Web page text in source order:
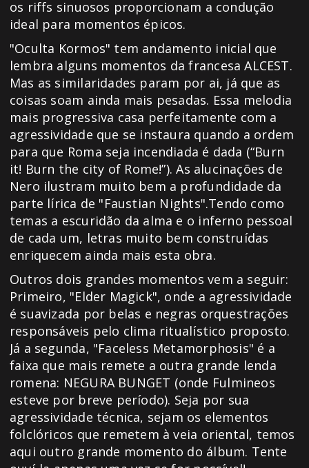
os riffs sinuosos proporcionam a condução
ideal para momentos épicos.
"Oculta Kormos" tem andamento inicial que
lembra alguns momentos da francesa ALCEST.
Mas as similaridades param por ai, já que as
coisas soam ainda mais pesadas. Essa melodia
mais progressiva casa perfeitamente com a
agressividade que se instaura quando a ordem
para que Roma seja incendiada é dada (“Burn
it! Burn the city of Rome!”). As alucinações de
Nero ilustram muito bem a profundidade da
parte lírica de "Faustian Nights".Tendo como
temas a escuridão da alma e o inferno pessoal
de cada um, letras muito bem construídas
enriquecem ainda mais esta obra.
Outros dois grandes momentos vem a seguir:
Primeiro, "Elder Magick", onde a agressividade
é suavizada por belas e negras orquestrações
responsáveis pelo clima ritualístico proposto.
Já a segunda, "Faceless Metamorphosis" é a
faixa que mais remete a outra grande lenda
romena: NEGURA BUNGET (onde Fulmineos
esteve por breve período). Seja por sua
agressividade técnica, sejam os elementos
folclóricos que remetem à veia oriental, temos
aqui outro grande momento do álbum. Tente